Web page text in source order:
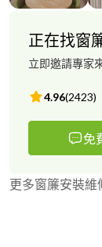
正在找窗
立即邀請專家
4.96(2423)
免
更多窗簾安裝維